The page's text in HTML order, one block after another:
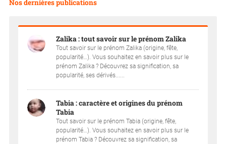
Nos dernières publications
Zalika : tout savoir sur le prénom Zalika
Tout savoir sur le prénom Zalika (origine, fête,
popularité…). Vous souhaitez en savoir plus sur le
prénom Zalika ? Découvrez sa signification, sa
popularité, ses dérivés......
Tabia : caractère et origines du prénom
Tabia
Tout savoir sur le prénom Tabia (origine, fête,
popularité…). Vous souhaitez en savoir plus sur le
prénom Tabia ? Découvrez sa signification, sa